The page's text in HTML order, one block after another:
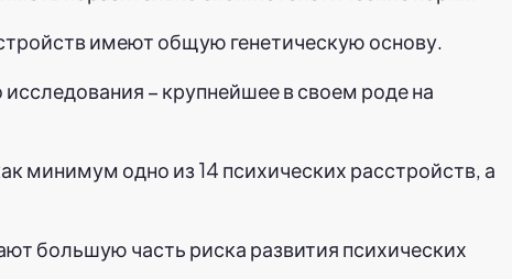
имеют общую генетическую основу.
– крупнейшее в своем роде на
минимум одно из 14 психических расстройств, а
большую часть риска развития психических